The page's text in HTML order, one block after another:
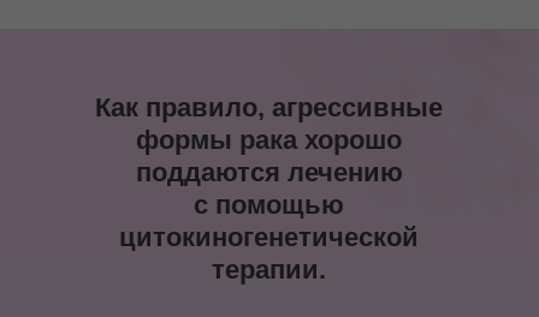
Как правило, агрессивные
формы рака хорошо
поддаются лечению
с помощью
цитокиногенетической
терапии.